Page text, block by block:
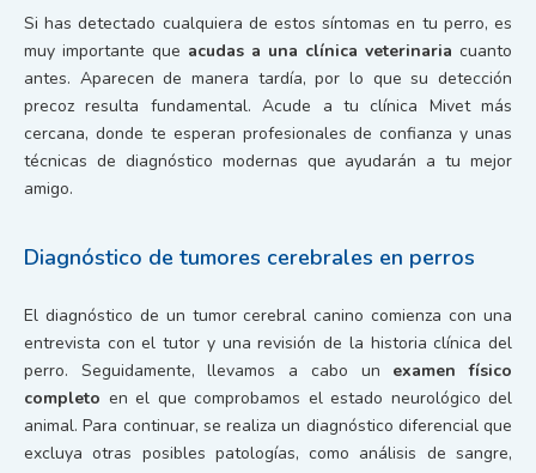
Si has detectado cualquiera de estos síntomas en tu perro, es
muy importante que acudas a una clínica veterinaria cuanto
antes. Aparecen de manera tardía, por lo que su detección
precoz resulta fundamental. Acude a tu clínica Mivet más
cercana, donde te esperan profesionales de confianza y unas
técnicas de diagnóstico modernas que ayudarán a tu mejor
amigo.
Diagnóstico de tumores cerebrales en perros
El diagnóstico de un tumor cerebral canino comienza con una
entrevista con el tutor y una revisión de la historia clínica del
perro. Seguidamente, llevamos a cabo un examen físico
completo en el que comprobamos el estado neurológico del
animal. Para continuar, se realiza un diagnóstico diferencial que
excluya otras posibles patologías, como análisis de sangre,